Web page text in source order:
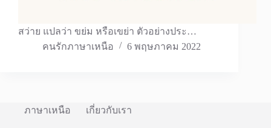
สว่าย แปลว่า ขย่ม หรือเขย่า ตัวอย่างประ…
คนรักภาษาเหนือ
6 พฤษภาคม 2022
ภาษาเหนือ เกี่ยวกับเรา